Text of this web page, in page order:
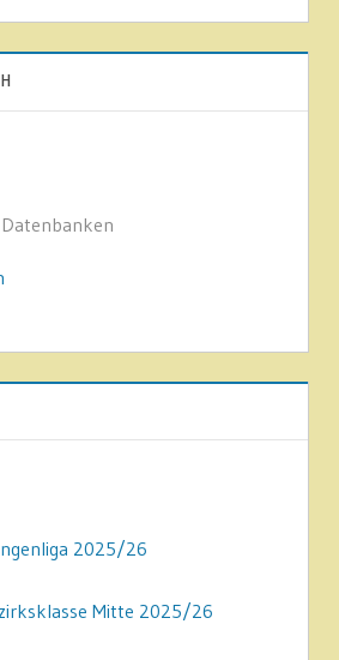
2025/26
Mitte 2025/26